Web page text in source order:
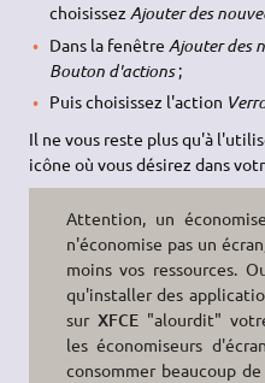
choisissez Ajouter des
Dans la fenêtre Ajouter des
Bouton d'actions;
Puis choisissez l'action
Il ne vous reste plus qu'à
icône où vous désirez dans
Attention, un
n'économise pas un
moins vos ressources.
qu'installer des
sur XFCE"alourdit" votre
les économiseurs
consommer beaucoup de